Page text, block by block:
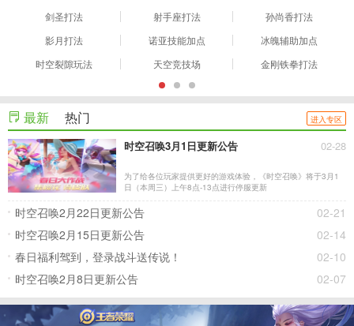
剑圣打法
射手座打法
孙尚香打法
影月打法
诺亚技能加点
冰魄辅助加点
时空裂隙玩法
天空竞技场 金刚铁拳打法
最新 热门 进入专区
时空召唤3月1日更新公告 02-28
为了给各位玩家提供更好的游戏体验，《时空召唤》将于3月1
日（本周三）上午8点-13点进行停服更新
02-21
时空召唤2月22日更新公告
02-14
时空召唤2月15日更新公告
02-10
春日福利驾到，登录战斗送传说！
02-07
时空召唤2月8日更新公告